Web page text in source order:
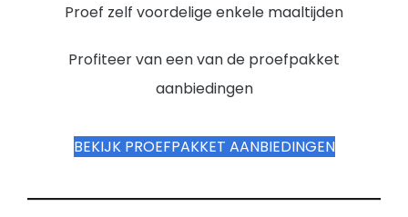
Proef zelf voordelige enkele maaltijden
Profiteer van een van de proefpakket
aanbiedingen
BEKIJK PROEFPAKKET AANBIEDINGEN